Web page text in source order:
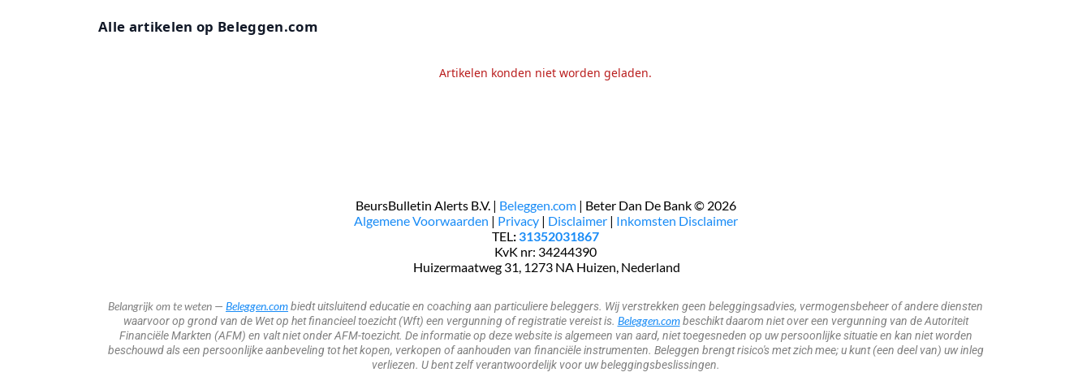
Alle artikelen op Beleggen.com
Artikelen konden niet worden geladen.
BeursBulletin Alerts B.V. | Beleggen.com| Beter Dan De Bank © 2026
​Algemene Voorwaarden | Privacy | Disclaimer | Inkomsten Disclaimer
TEL : 31352031867
KvK nr: 34244390
​​​ Huizermaatweg 31, 1273 NA Huizen, Nederland
Belangrijk om te weten — Beleggen.combiedt uitsluitend educatie en coaching aan particuliere beleggers. Wij verstrekken geen beleggingsadvies, vermogensbeheer of andere diensten
waarvoor op grond van de Wet op het financieel toezicht (Wft) een vergunning of registratie vereist is. Beleggen.combeschikt daarom niet over een vergunning van de Autoriteit
Financiële Markten (AFM) en valt niet onder AFM-toezicht. De informatie op deze website is algemeen van aard, niet toegesneden op uw persoonlijke situatie en kan niet worden
beschouwd als een persoonlijke aanbeveling tot het kopen, verkopen of aanhouden van financiële instrumenten. Beleggen brengt risico's met zich mee; u kunt (een deel van) uw inleg
verliezen. U bent zelf verantwoordelijk voor uw beleggingsbeslissingen.